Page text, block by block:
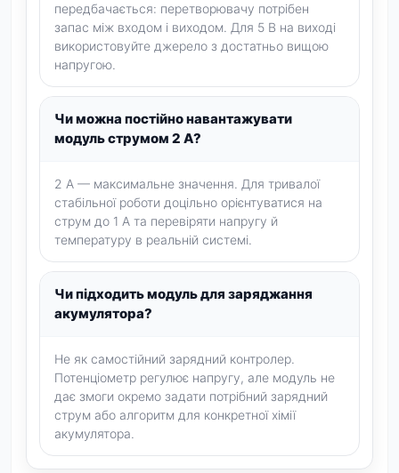
передбачається: перетворювачу потрібен
запас між входом і виходом. Для 5 В на виході
використовуйте джерело з достатньо вищою
напругою.
Чи можна постійно навантажувати
модуль струмом 2 А?
2 А — максимальне значення. Для тривалої
стабільної роботи доцільно орієнтуватися на
струм до 1 А та перевіряти напругу й
температуру в реальній системі.
Чи підходить модуль для заряджання
акумулятора?
Не як самостійний зарядний контролер.
Потенціометр регулює напругу, але модуль не
дає змоги окремо задати потрібний зарядний
струм або алгоритм для конкретної хімії
акумулятора.